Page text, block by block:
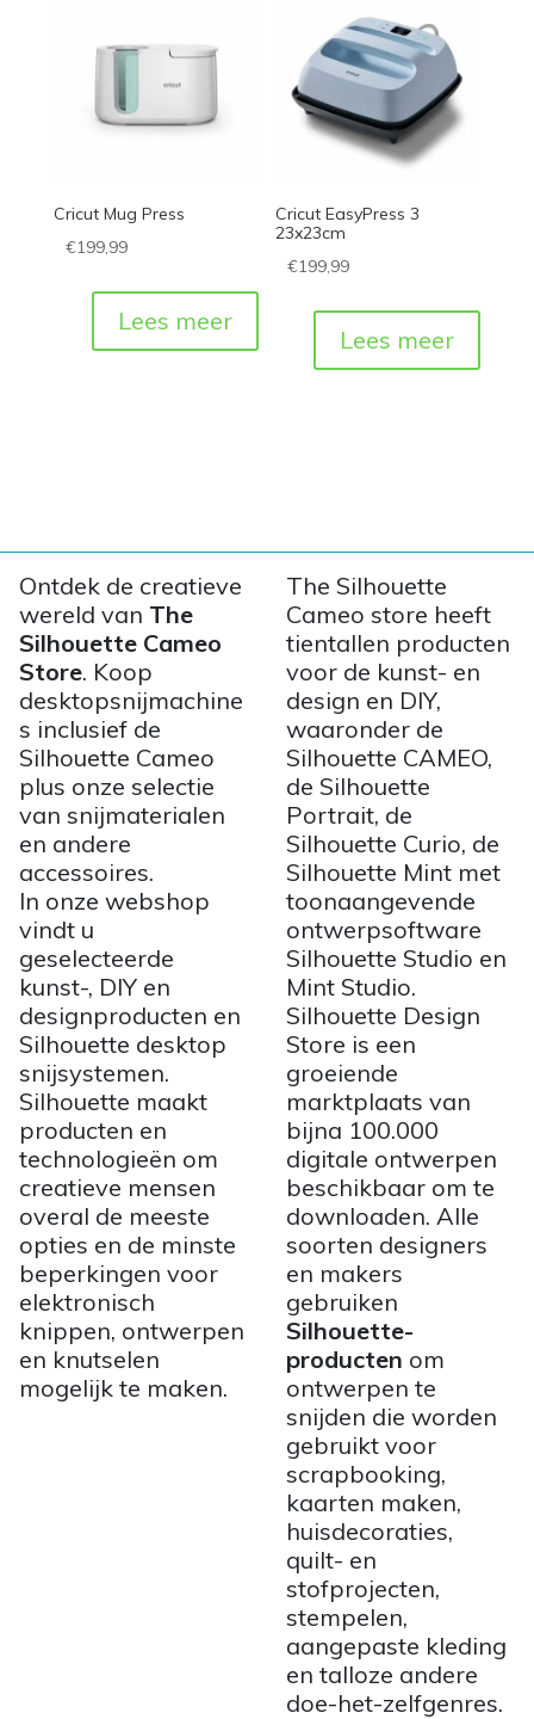
Cricut Mug Press
€199,99
Lees meer
Cricut EasyPress 3
23x23cm
€199,99
Lees meer
Ontdek de creatieve
wereld van The
Silhouette Cameo
Store. Koop
desktopsnijmachine
s inclusief de
Silhouette Cameo
plus onze selectie
van snijmaterialen
en andere
accessoires.
In onze webshop
vindt u
geselecteerde
kunst-, DIY en
designproducten en
Silhouette desktop
snijsystemen.
Silhouette maakt
producten en
technologieën om
creatieve mensen
overal de meeste
opties en de minste
beperkingen voor
elektronisch
knippen, ontwerpen
en knutselen
mogelijk te maken.
The Silhouette
Cameo store heeft
tientallen producten
voor de kunst- en
design en DIY,
waaronder de
Silhouette CAMEO,
de Silhouette
Portrait, de
Silhouette Curio, de
Silhouette Mint met
toonaangevende
ontwerpsoftware
Silhouette Studio en
Mint Studio.
Silhouette Design
Store is een
groeiende
marktplaats van
bijna 100.000
digitale ontwerpen
beschikbaar om te
downloaden. Alle
soorten designers
en makers
gebruiken
Silhouette-
producten om
ontwerpen te
snijden die worden
gebruikt voor
scrapbooking,
kaarten maken,
huisdecoraties,
quilt- en
stofprojecten,
stempelen,
aangepaste kleding
en talloze andere
doe-het-zelfgenres.